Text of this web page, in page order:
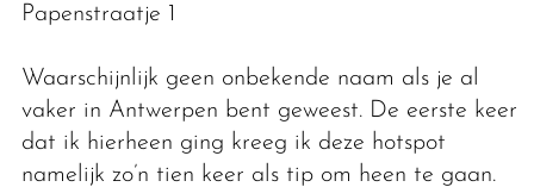
Papenstraatje 1
Waarschijnlijk geen onbekende naam als je al
vaker in Antwerpen bent geweest. De eerste keer
dat ik hierheen ging kreeg ik deze hotspot
namelijk zo’n tien keer als tip om heen te gaan.